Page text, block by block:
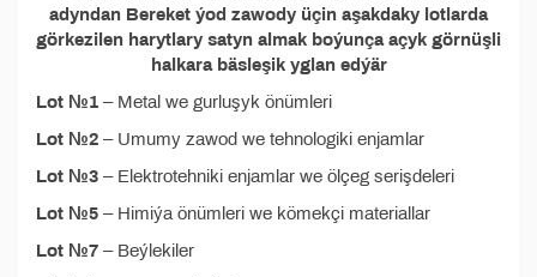
adyndan Bereket ýod zawody üçin aşakdaky lotlarda
görkezilen harytlary satyn almak boýunça açyk görnüşli
halkara bäsleşik yglan edýär
Lot №1 – Metal we gurluşyk önümleri
Lot №2 – Umumy zawod we tehnologiki enjamlar
Lot №3 – Elektrotehniki enjamlar we ölçeg serişdeleri
Lot №5 – Himiýa önümleri we kömekçi materiallar
Lot №7 – Beýlekiler